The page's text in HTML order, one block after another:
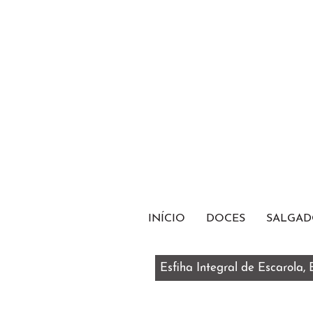
INÍCIO DOCES
Esfiha Integral de Escarola,